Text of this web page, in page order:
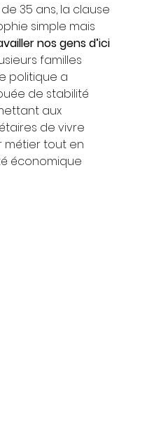
35 ans, la clause
simple mais
nos gens d’ici
familles
politique a
de stabilité
aux
de vivre
métier tout en
économique